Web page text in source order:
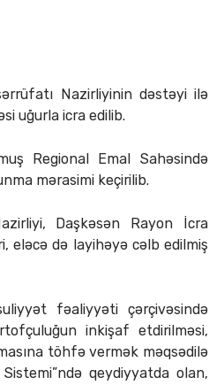
Nazirliyinin dəstəyi ilə
uğurla icra edilib.
Regional Emal Sahəsində
mərasimi keçirilib.
Daşkəsən Rayon İcra
eləcə də layihəyə cəlb edilmiş
fəaliyyəti çərçivəsində
inkişaf etdirilməsi,
töhfə vermək məqsədilə
qeydiyyatda olan,